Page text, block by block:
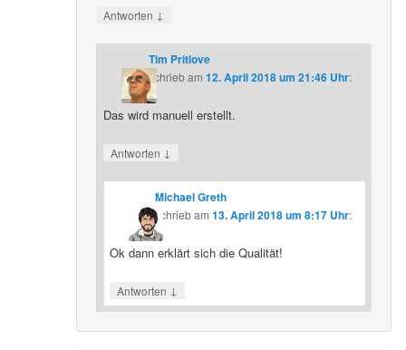
Antworten ↓
Tim Pritlove
schriebam 12. April 2018 um 21:46 Uhr:
Das wird manuell erstellt.
Antworten ↓
Michael Greth
schriebam13. April 2018 um 8:17 Uhr:
Ok dann erklärt sich die Qualität!
Antworten ↓